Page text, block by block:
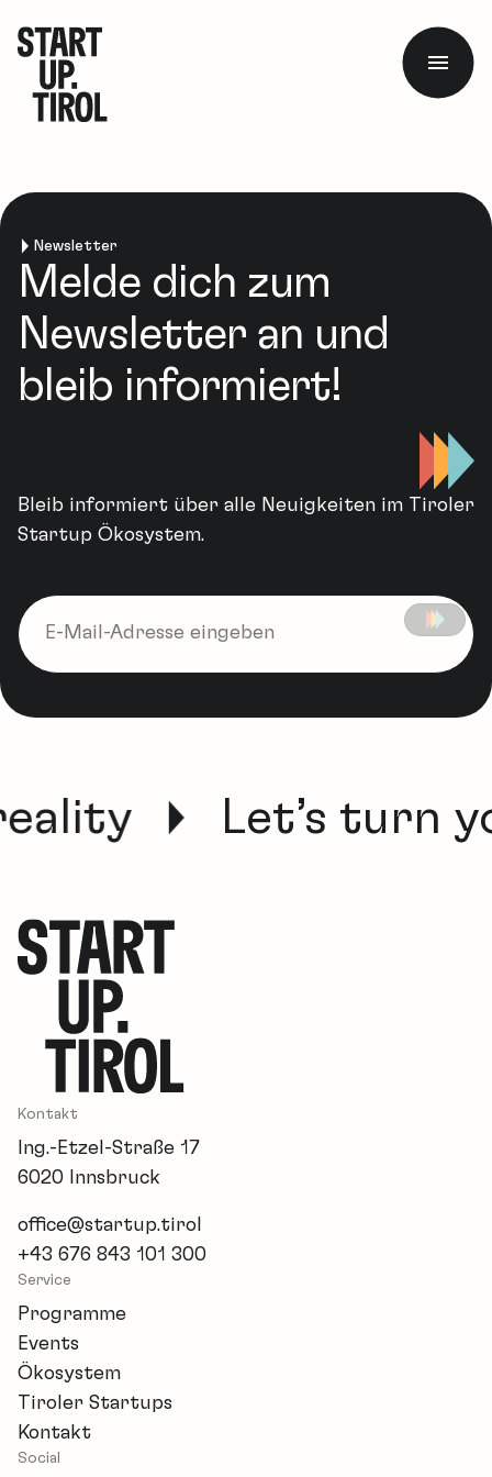
Newsletter
Melde dich zum
Newsletter an und
bleib informiert!
Bleib informiert über alle Neuigkeiten im Tiroler
Startup Ökosystem.
Let’s turn
Kontakt
Ing.-Etzel-Straße 17
6020 Innsbruck
office@startup.tirol
+43 676 843 101 300
Service
Programme
Events
Ökosystem
Tiroler Startups
Kontakt
Social